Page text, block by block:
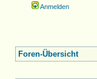
Anmelden
Foren-Übersicht